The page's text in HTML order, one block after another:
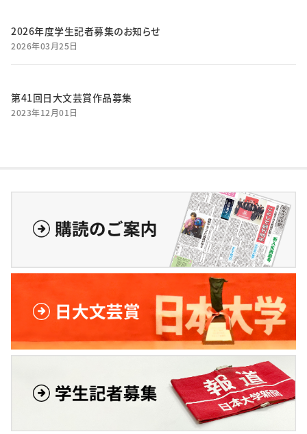
2026年度学生記者募集のお知らせ
2026年03月25日
第41回日大文芸賞作品募集
2023年12月01日